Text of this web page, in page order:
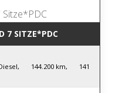
7 SITZE*PDC
144.200 km, 141